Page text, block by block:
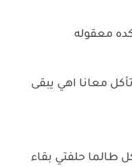
معقوله
معانا اهي يبقى
حلفتي بقاء